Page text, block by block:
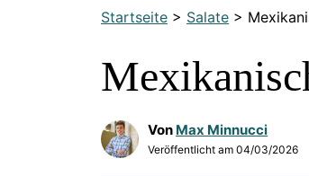
Startseite > Salate >
Von Max Minnucci
Veröffentlicht am 04/03/2026